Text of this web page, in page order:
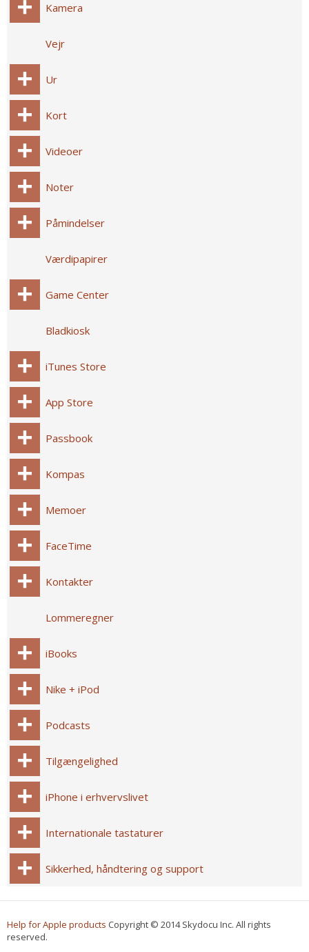
Kamera
Vejr
Ur
Kort
Videoer
Noter
Påmindelser
Værdipapirer
Game Center
Bladkiosk
iTunes Store
App Store
Passbook
Kompas
Memoer
FaceTime
Kontakter
Lommeregner
iBooks
Nike + iPod
Podcasts
Tilgængelighed
iPhone i erhvervslivet
Internationale tastaturer
Sikkerhed, håndtering og support
Help for Apple products Copyright © 2014 Skydocu Inc. All rights
reserved.